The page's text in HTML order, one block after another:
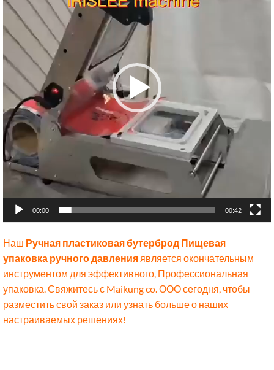
00:00 00:42
Наш Ручная пластиковая бутерброд Пищевая
упаковка ручного давления является окончательным
инструментом для эффективного, Профессиональная
упаковка. Свяжитесь с Maikung co. ООО сегодня, чтобы
разместить свой заказ или узнать больше о наших
настраиваемых решениях!